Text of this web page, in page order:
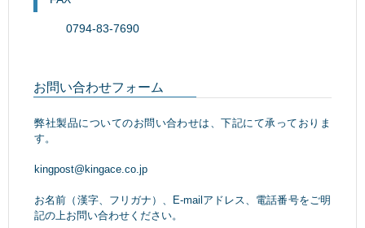
0794-83-7690
お問い合わせフォーム
弊社製品についてのお問い合わせは、下記にて承っておりま
す。
kingpost@kingace.co.jp
お名前（漢字、フリガナ）、E-mailアドレス、電話番号をご明
記の上お問い合わせください。